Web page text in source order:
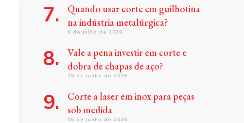
Quando usar corte em guilhotina
na indústria metalúrgica?
6 de julho de 2026
Vale a pena investir em corte e
dobra de chapas de aço?
16 de junho de 2026
Corte a laser em inox para peças
sob medida
15 de junho de 2026